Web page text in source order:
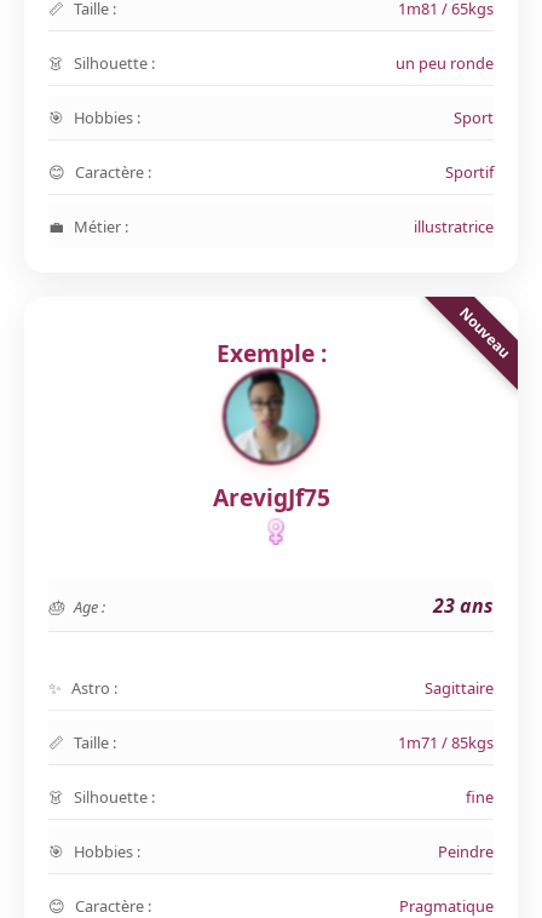
Taille : 1m81 / 65kgs
Silhouette : un peu ronde
Hobbies : Sport
Caractère : Sportif
Métier : illustratrice
Exemple :
ArevigJf75
Age : 23 ans
Astro : Sagittaire
Taille : 1m71 / 85kgs
Silhouette : fine
Hobbies : Peindre
Caractère : Pragmatique